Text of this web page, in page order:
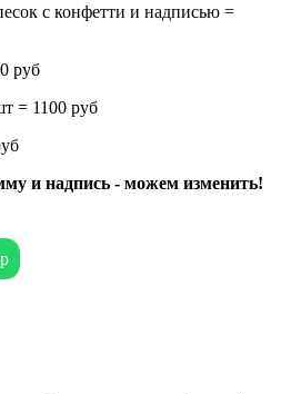
с конфетти и надписью =
руб
= 1100 руб
и надпись - можем изменить!